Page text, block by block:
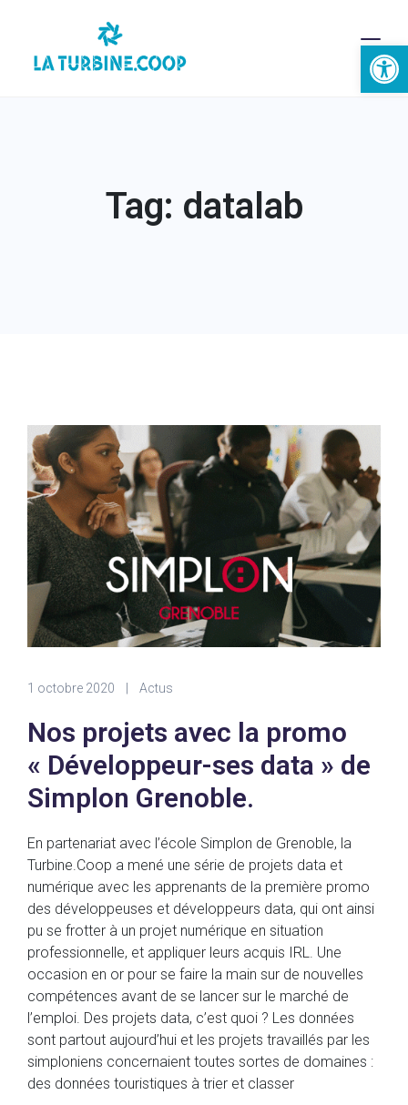
Ouvrir
Tag: datalab
1 octobre 2020 Actus
Nos projets avec la promo
« Développeur-ses data » de
Simplon Grenoble.
En partenariat avec l’école Simplon de Grenoble, la
Turbine.Coop a mené une série de projets data et
numérique avec les apprenants de la première promo
des développeuses et développeurs data, qui ont ainsi
pu se frotter à un projet numérique en situation
professionnelle, et appliquer leurs acquis IRL. Une
occasion en or pour se faire la main sur de nouvelles
compétences avant de se lancer sur le marché de
l’emploi. Des projets data, c’est quoi ? Les données
sont partout aujourd’hui et les projets travaillés par les
simploniens concernaient toutes sortes de domaines :
des données touristiques à trier et classer